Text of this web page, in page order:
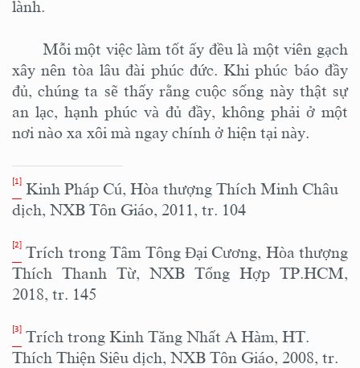
lành.
Mỗi một việc làm tốt ấy đều là một viên gạch
xây nên tòa lâu đài phúc đức. Khi phúc báo đầy
đủ, chúng ta sẽ thấy rằng cuộc sống này thật sự
an lạc, hạnh phúc và đủ đầy, không phải ở một
nơi nào xa xôi mà ngay chính ở hiện tại này.
[1]
Kinh Pháp Cú, Hòa thượng Thích Minh Châu
dịch, NXB Tôn Giáo, 2011, tr. 104
[2]
Trích trong Tâm Tông Đại Cương, Hòa thượng
Thích Thanh Từ, NXB Tổng Hợp TP.HCM,
2018, tr. 145
[3]
Trích trong Kinh Tăng Nhất A Hàm, HT.
Thích Thiện Siêu dịch, NXB Tôn Giáo, 2008, tr.